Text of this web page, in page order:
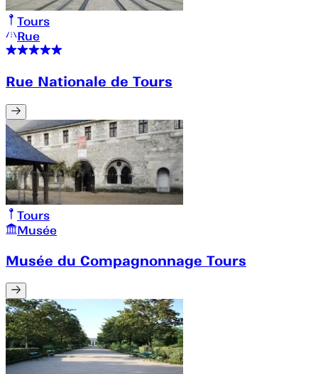
Tours
Rue
Rue Nationale de Tours
Tours
Musée
Musée du Compagnonnage Tours